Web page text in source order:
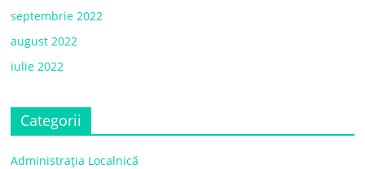
septembrie 2022
august 2022
iulie 2022
Categorii
Administrația Localnică